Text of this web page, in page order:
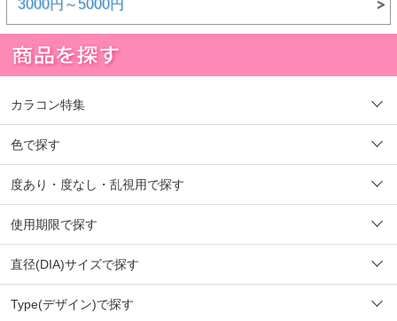
3000円～5000円
カラコン特集
色で探す
度あり・度なし・乱視用で探す
使用期限で探す
直径(DIA)サイズで探す
Type(デザイン)で探す